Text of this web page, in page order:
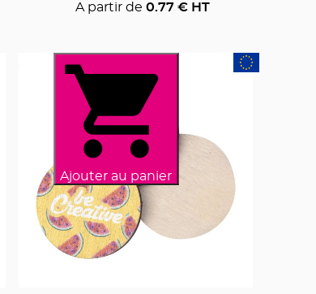
A partir de 0.77€ HT
Ajouter au panier